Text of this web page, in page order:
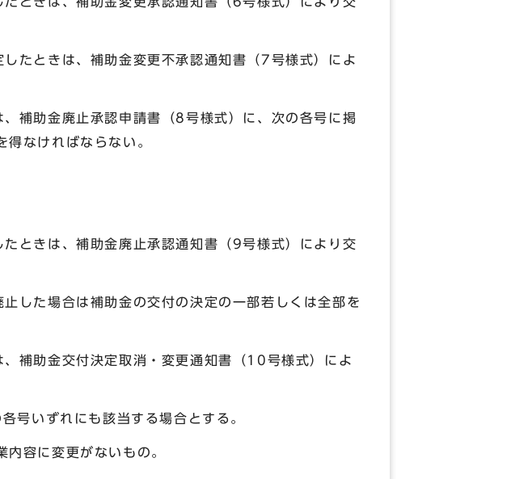
たときは、補助金変更不承認通知書（7号様式）によ
補助金廃止承認申請書（8号様式）に、次の各号に掲
なければならない。
ときは、補助金廃止承認通知書（9号様式）により交
した場合は補助金の交付の決定の一部若しくは全部を
補助金交付決定取消・変更通知書（10号様式）によ
いずれにも該当する場合とする。
容に変更がないもの。